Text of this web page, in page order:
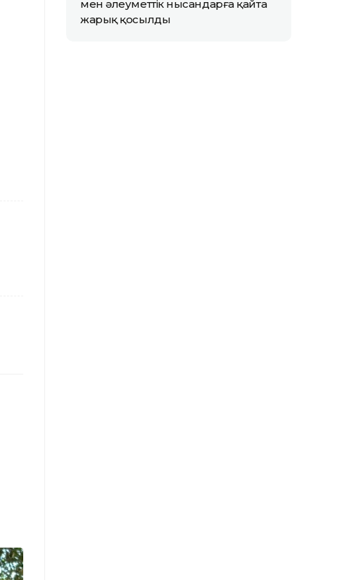
мен әлеуметтік нысандарға қайта
жарық қосылды